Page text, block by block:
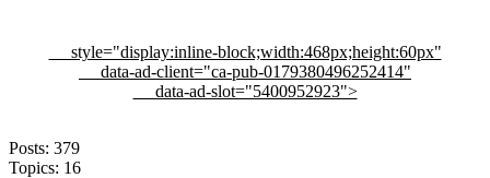
style="display:inline-block;width:468px;height:60px"
data-ad-client="ca-pub-0179380496252414"
data-ad-slot="5400952923">
Posts: 379
Topics: 16